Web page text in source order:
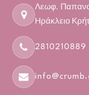
Λεωφ.
Ηράκλειο
2810210889